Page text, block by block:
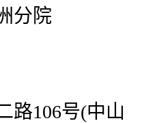
分院
路106号(中山